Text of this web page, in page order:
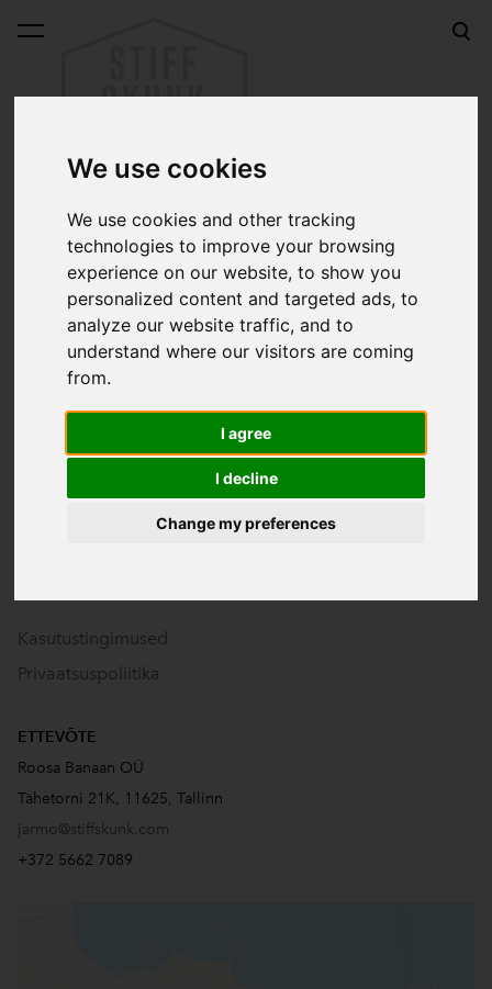
We use cookies
We use cookies and other tracking
technologies to improve your browsing
experience on our website, to show you
personalized content and targeted ads, to
analyze our website traffic, and to
understand where our visitors are coming
from.
I agree
I decline
Change my preferences
lisati ostukorvi.
Kustom kunst
Kasutustingimused
Privaatsuspoliitika
ETTEVÕTE
Roosa Banaan OÜ
Tähetorni 21K, 11625, Tallinn
jarmo@stiffskunk.com
+372 5662 7089